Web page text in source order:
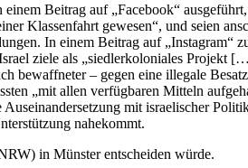
einem Beitrag auf „Facebook“
Klassenfahrt gewesen“, und seien
In einem Beitrag auf „Instagram“
ziele als „siedlerkoloniales Projekt
bewaffneter – gegen eine illegale
„mit allen verfügbaren Mitteln
mit israelischer
nahekommt.
in Münster entscheiden würde.